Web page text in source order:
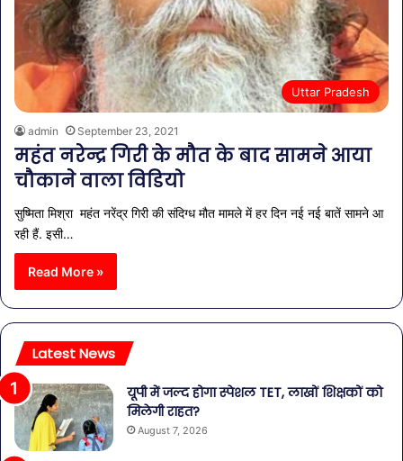
Uttar Pradesh
admin September 23, 2021
महंत नरेन्द्र गिरी के मौत के बाद सामने आया
चौकाने वाला विडियो
सुष्मिता मिश्रा महंत नरेंद्र गिरी की संदिग्ध मौत मामले में हर दिन नई नई बातें सामने आ
रही हैं. इसी…
Read More »
Latest News
यूपी में जल्द होगा स्पेशल TET, लाखों शिक्षकों को
मिलेगी राहत?
August 7, 2026